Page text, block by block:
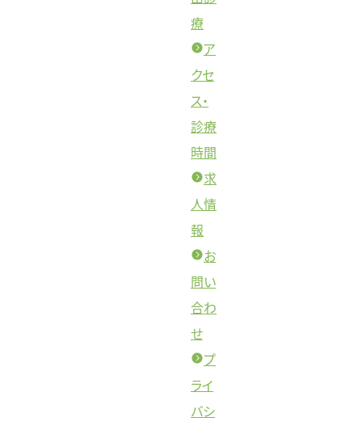
療
ア
クセ
ス・
診療
時間
求
人情
報
お
問い
合わ
せ
プ
ライ
バシ